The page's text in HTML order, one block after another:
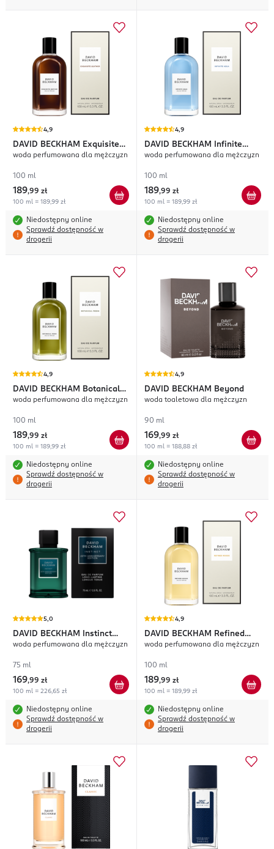
4,9
DAVID BECKHAM
Exquisite
Leather
woda perfumowana dla mężczyzn
100 ml
189,99 zł
100 ml = 189,99 zł
Niedostępny online
Sprawdź dostępność w
drogerii
4,9
DAVID BECKHAM
Infinite
Aqua
woda perfumowana dla mężczyzn
100 ml
189,99 zł
100 ml = 189,99 zł
Niedostępny online
Sprawdź dostępność w
drogerii
4,9
DAVID BECKHAM
Botanical
Resin
woda perfumowana dla mężczyzn
100 ml
189,99 zł
100 ml = 189,99 zł
Niedostępny online
Sprawdź dostępność w
drogerii
4,9
DAVID BECKHAM Beyond
woda toaletowa dla mężczyzn
90 ml
169,99 zł
100 ml = 188,88 zł
Niedostępny online
Sprawdź dostępność w
drogerii
5,0
DAVID BECKHAM
Instinct
20th Annivers
woda perfumowana dla mężczyzn
75 ml
169,99 zł
100 ml = 226,65 zł
Niedostępny online
Sprawdź dostępność w
drogerii
4,9
DAVID BECKHAM
Refined
Woods
woda perfumowana dla mężczyzn
100 ml
189,99 zł
100 ml = 189,99 zł
Niedostępny online
Sprawdź dostępność w
drogerii